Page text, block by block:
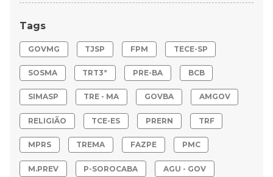
Tags
GOVMG TJSP FPM TECE-SP
SOSMA TRT3ª PRE-BA BCB
SIMASP TRE - MA GOVBA AMGOV
RELIGIÃO TCE-ES PRERN TRF
MPRS TREMA FAZPE PMC
M.PREV P-SOROCABA AGU - GOV